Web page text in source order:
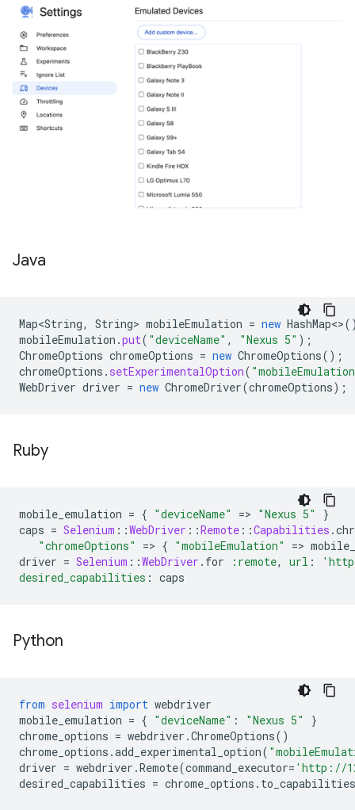
Java
Map<String, String> mobileEmulation = new HashMap<>
mobileEmulation .put( "deviceName" , "Nexus 5" );
ChromeOptions chromeOptions = new ChromeOptions();
chromeOptions . setExperimentalOption(
WebDriver driver = new ChromeDriver(chromeOptions);
Ruby
mobile_emulation = { "deviceName" => "Nexus 5"
}
caps = Selenium ::WebDriver ::Remote ::Capabilities .
"chromeOptions"
=> { "mobileEmulation" =>
driver = Selenium ::WebDriver . for :remote, url :
desired_capabilities : caps
Python
from selenium import webdriver
mobile_emulation = { "deviceName" : "Nexus 5"
}
chrome_options = webdriver .ChromeOptions()
chrome_options .add_experimental_option(
driver = webdriver .Remote(command_executor= 'http://
desired_capabilities = chrome_options . to_capabilities